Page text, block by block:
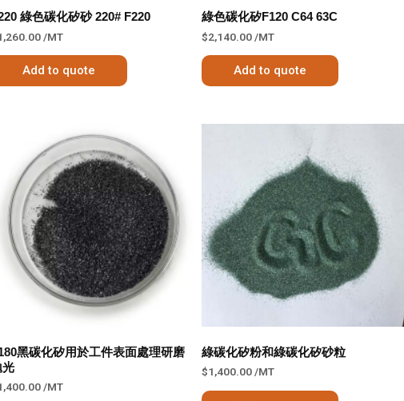
綠色碳化矽砂 220# F220
/MT
Add to quote
綠色碳化矽F120 C64 63C
$2,140.00/MT
Add to quote
黑碳化矽用於工件表面處理研磨
/MT
綠碳化矽粉和綠碳化矽砂粒
$1,400.00/MT